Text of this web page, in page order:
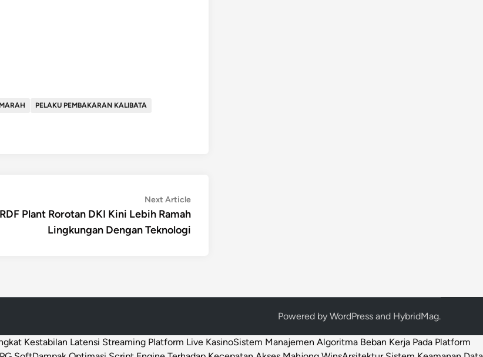
PELAKU PEMBAKARAN KALIBATA
Next ArticleNext
article:
RDF Plant Rorotan DKI Kini Lebih Ramah
Lingkungan Dengan Teknologi
Powered by WordPress and HybridMag.
Kestabilan Latensi Streaming Platform Live KasinoSistem Manajemen Algoritma Beban Kerja Pada Platform